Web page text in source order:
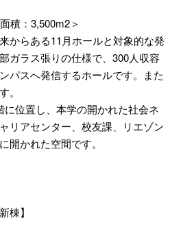
積：3,500m2＞
からある11月ホールと対象的な発
ガラス張りの仕様で、300人収容
パスへ発信するホールです。また
。
位置し、本学の開かれた社会ネ
リアセンター、校友課、リエゾン
開かれた空間です。
棟】